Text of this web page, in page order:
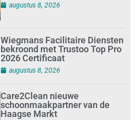
augustus 8, 2026
Wiegmans Facilitaire Diensten
bekroond met Trustoo Top Pro
2026 Certificaat
augustus 8, 2026
Care2Clean nieuwe
schoonmaakpartner van de
Haagse Markt